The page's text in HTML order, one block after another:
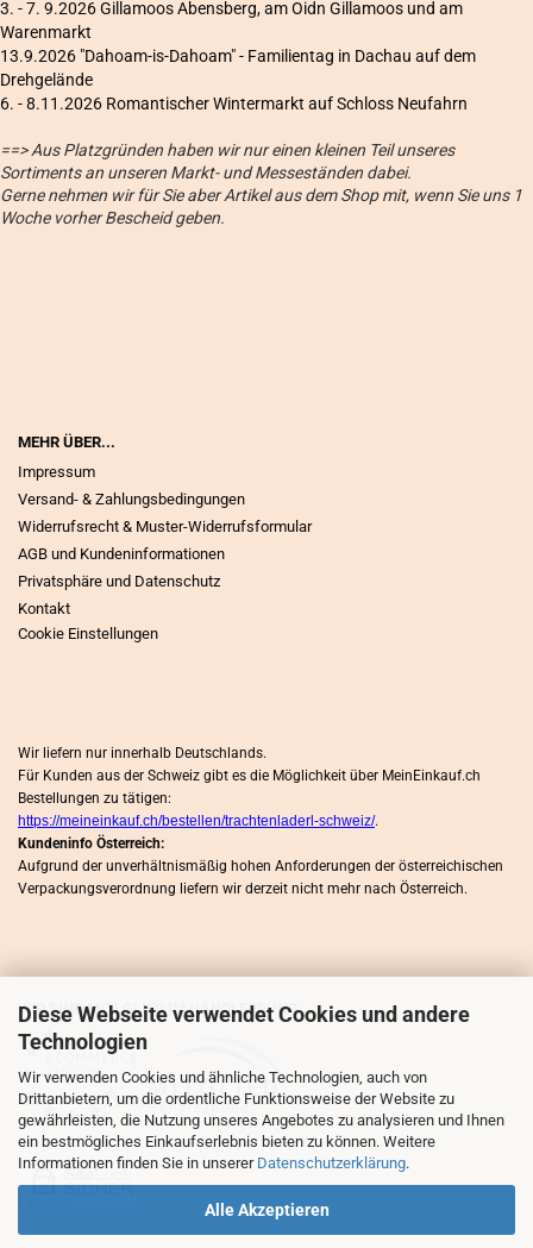
Diese Webseite verwendet Cookies und andere
Technologien
Wir verwenden Cookies und ähnliche Technologien, auch von
Drittanbietern, um die ordentliche Funktionsweise der Website zu
gewährleisten, die Nutzung unseres Angebotes zu analysieren und Ihnen
ein bestmögliches Einkaufserlebnis bieten zu können. Weitere
Informationen finden Sie in unserer Datenschutzerklärung.
Alle Akzeptieren
3. - 7. 9.2026 Gillamoos Abensberg, am Oidn Gillamoos und am
Warenmarkt
13.9.2026 "Dahoam-is-Dahoam" - Familientag in Dachau auf dem
Drehgelände
6. - 8.11.2026 Romantischer Wintermarkt auf Schloss Neufahrn
==> Aus Platzgründen haben wir nur einen kleinen Teil unseres
Sortiments an unseren Markt- und Messeständen dabei.
Gerne nehmen wir für Sie aber Artikel aus dem Shop mit, wenn Sie uns 1
Woche vorher Bescheid geben.
MEHR ÜBER...
Impressum
Versand- & Zahlungsbedingungen
Widerrufsrecht & Muster-Widerrufsformular
AGB und Kundeninformationen
Privatsphäre und Datenschutz
Kontakt
Cookie Einstellungen
Wir liefern nur innerhalb Deutschlands.
Für Kunden aus der Schweiz gibt es die Möglichkeit über MeinEinkauf.ch
Bestellungen zu tätigen:
https://meineinkauf.ch/bestellen/trachtenladerl-schweiz/.
Kundeninfo Österreich:
Aufgrund der unverhältnismäßig hohen Anforderungen der österreichischen
Verpackungsverordnung liefern wir derzeit nicht mehr nach Österreich.
WIR SIND MITLGLIED IM HÄNDLERBUND